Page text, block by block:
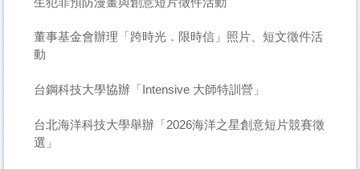
董事基金會辦理「跨時光．限時信」照片、短文徵件活
動
台鋼科技大學協辦「Intensive 大師特訓營」
台北海洋科技大學舉辦「2026海洋之星創意短片競賽徵
選」